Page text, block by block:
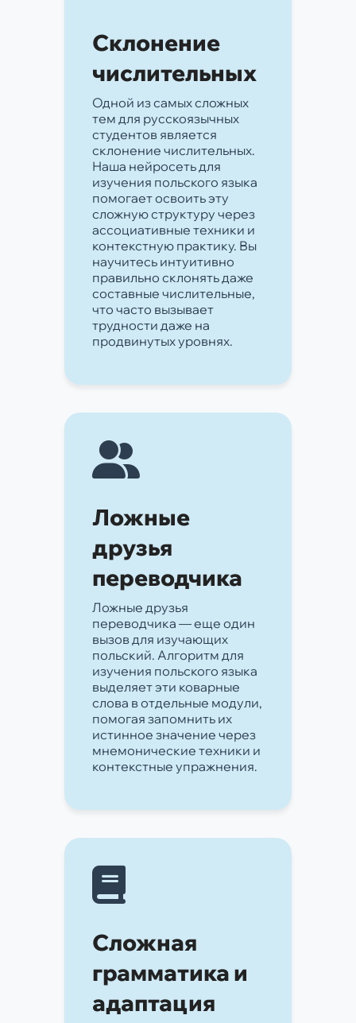
Склонение
числительных
Одной из самых сложных
тем для русскоязычных
студентов является
склонение числительных.
Наша нейросеть для
изучения польского языка
помогает освоить эту
сложную структуру через
ассоциативные техники и
контекстную практику. Вы
научитесь интуитивно
правильно склонять даже
составные числительные,
что часто вызывает
трудности даже на
продвинутых уровнях.
Ложные
друзья
переводчика
Ложные друзья
переводчика — еще один
вызов для изучающих
польский. Алгоритм для
изучения польского языка
выделяет эти коварные
слова в отдельные модули,
помогая запомнить их
истинное значение через
мнемонические техники и
контекстные упражнения.
Сложная
грамматика и
адаптация